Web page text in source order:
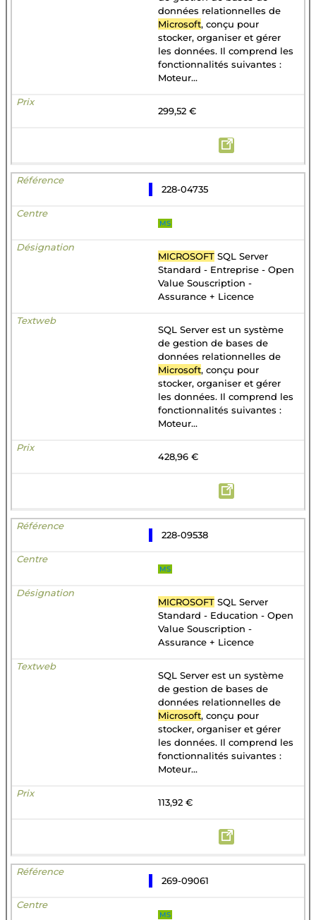
données relationnelles de
Microsoft, conçu pour
stocker, organiser et gérer
les données. Il comprend les
fonctionnalités suivantes :
Moteur...
299,52 €
228-04735
MS
MICROSOFT SQL Server
Standard - Entreprise - Open
Value Souscription -
Assurance + Licence
SQL Server est un système
de gestion de bases de
données relationnelles de
Microsoft, conçu pour
stocker, organiser et gérer
les données. Il comprend les
fonctionnalités suivantes :
Moteur...
428,96 €
228-09538
MS
MICROSOFT SQL Server
Standard - Education - Open
Value Souscription -
Assurance + Licence
SQL Server est un système
de gestion de bases de
données relationnelles de
Microsoft, conçu pour
stocker, organiser et gérer
les données. Il comprend les
fonctionnalités suivantes :
Moteur...
113,92 €
269-09061
MS